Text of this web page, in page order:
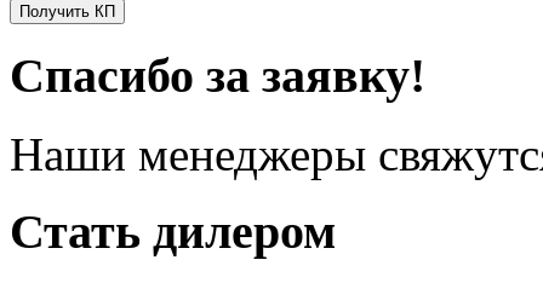
Получить КП
Спасибо за заявку!
Наши менеджеры
Стать дилером